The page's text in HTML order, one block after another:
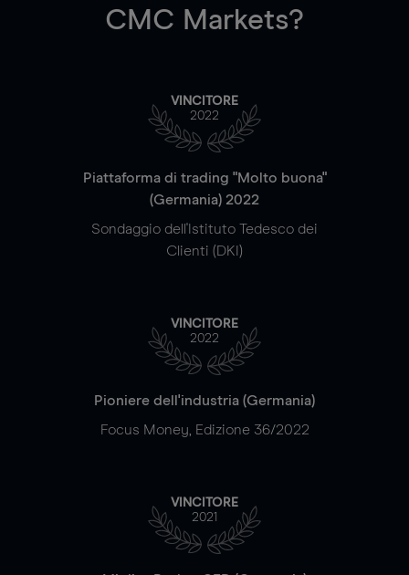
CMC Markets?
VINCITORE
2022
Piattaforma di trading "Molto buona"
(Germania) 2022
Sondaggio dell'Istituto Tedesco dei
Clienti (DKI)
VINCITORE
2022
Pioniere dell'industria (Germania)
Focus Money, Edizione 36/2022
VINCITORE
2021